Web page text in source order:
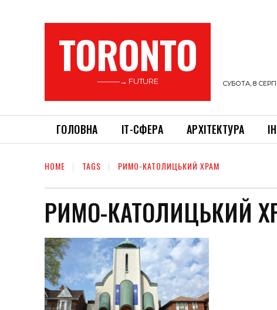
TORONTO
———→ FUTURE СУБОТА, 8
ГОЛОВНА ІТ-СФЕРА АРХІТЕКТУРА
HOME TAGS РИМО-КАТОЛИЦЬКИЙ ХРАМ
РИМО-КАТОЛИЦЬКИЙ